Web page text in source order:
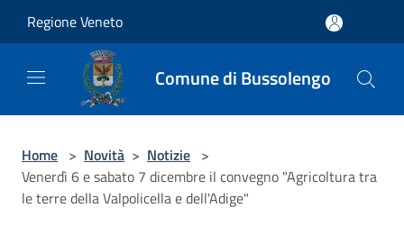
Regione Veneto
Comune di Bussolengo
Home > Novità > Notizie >
Venerdì 6 e sabato 7 dicembre il convegno "Agricoltura tra
le terre della Valpolicella e dell'Adige"